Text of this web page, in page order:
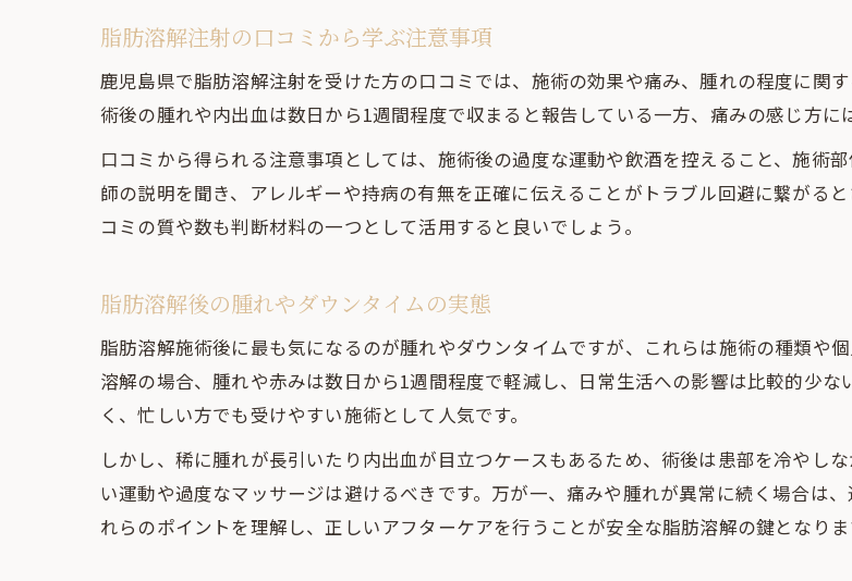
鹿児島の脂肪溶解注射モニター
脂肪溶解で信頼できるクリニッ
脂肪溶解施術後のアフターケア
脂肪溶解注射の口コミから学ぶ注意事項
鹿児島県で脂肪溶解注射を受けた方の口コミでは、施術の効果や痛み、腫れの程度に関
術後の腫れや内出血は数日から1週間程度で収まると報告している一方、痛みの感じ方に
口コミから得られる注意事項としては、施術後の過度な運動や飲酒を控えること、施術
師の説明を聞き、アレルギーや持病の有無を正確に伝えることがトラブル回避に繋がる
コミの質や数も判断材料の一つとして活用すると良いでしょう。
脂肪溶解後の腫れやダウンタイムの実態
脂肪溶解施術後に最も気になるのが腫れやダウンタイムですが、これらは施術の種類や
溶解の場合、腫れや赤みは数日から1週間程度で軽減し、日常生活への影響は比較的少
く、忙しい方でも受けやすい施術として人気です。
しかし、稀に腫れが長引いたり内出血が目立つケースもあるため、術後は患部を冷やし
い運動や過度なマッサージは避けるべきです。万が一、痛みや腫れが異常に続く場合は
れらのポイントを理解し、正しいアフターケアを行うことが安全な脂肪溶解の鍵となりま